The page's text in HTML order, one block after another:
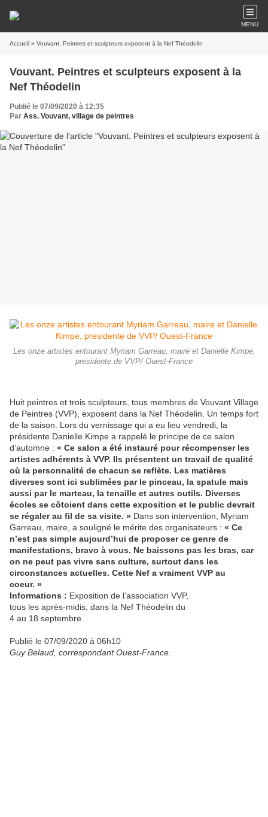
MENU
Accueil » Vouvant. Peintres et sculpteurs exposent à la Nef Théodelin
Vouvant. Peintres et sculpteurs exposent à la
Nef Théodelin
Publié le 07/09/2020 à 12:35
Par Ass. Vouvant, village de peintres
Les onze artistes entourant Myriam Garreau, maire et Danielle Kimpe,
presidente de VVP/ Ouest-France
Huit peintres et trois sculpteurs, tous membres de Vouvant Village
de Peintres (VVP), exposent dans la Nef Théodelin. Un temps fort
de la saison. Lors du vernissage qui a eu lieu vendredi, la
présidente Danielle Kimpe a rappelé le principe de ce salon
d’automne : « Ce salon a été instauré pour récompenser les
artistes adhérents à VVP. Ils présentent un travail de qualité
où la personnalité de chacun se reflète. Les matières
diverses sont ici sublimées par le pinceau, la spatule mais
aussi par le marteau, la tenaille et autres outils. Diverses
écoles se côtoient dans cette exposition et le public devrait
se régaler au fil de sa visite. » Dans son intervention, Myriam
Garreau, maire, a souligné le mérite des organisateurs : « Ce
n’est pas simple aujourd’hui de proposer ce genre de
manifestations, bravo à vous. Ne baissons pas les bras, car
on ne peut pas vivre sans culture, surtout dans les
circonstances actuelles. Cette Nef a vraiment VVP au
coeur. »
Informations : Exposition de l’association VVP,
tous les après-midis, dans la Nef Théodelin du
4 au 18 septembre.
Publié le 07/09/2020 à 06h10
Guy Belaud, correspondant Ouest-France.